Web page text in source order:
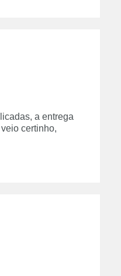
a entrega
certinho,